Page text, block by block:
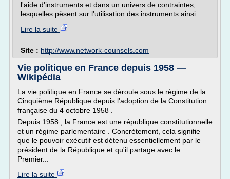
l'aide d'instruments et dans un univers de contraintes,
lesquelles pèsent sur l'utilisation des instruments ainsi...
Lire la suite
Site : http://www.network-counsels.com
Vie politique en France depuis 1958 —
Wikipédia
La vie politique en France se déroule sous le régime de la
Cinquième République depuis l'adoption de la Constitution
française du 4 octobre 1958 .
Depuis 1958 , la France est une république constitutionnelle
et un régime parlementaire . Concrètement, cela signifie
que le pouvoir exécutif est détenu essentiellement par le
président de la République et qu'il partage avec le
Premier...
Lire la suite